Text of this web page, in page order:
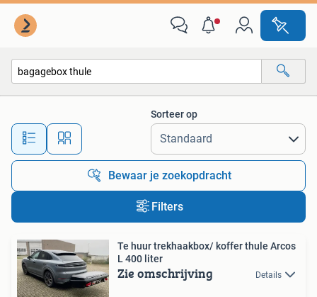
Alle afstanden…
Sorteer op
Bewaar je zoekopdracht
Filters
Te huur trekhaakbox/ koffer thule Arcos
L 400 liter
Zie omschrijving Details